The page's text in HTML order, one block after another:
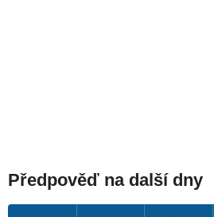
Předpověď na další dny